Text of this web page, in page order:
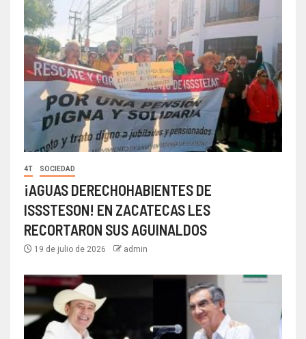
4T SOCIEDAD
¡AGUAS DERECHOHABIENTES DE
ISSSTESON! EN ZACATECAS LES
RECORTARON SUS AGUINALDOS
19 de julio de 2026 admin